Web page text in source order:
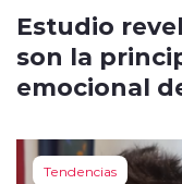
Estudio
son la
emocional
Tendencias